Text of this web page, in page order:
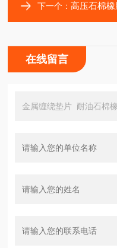
下一个：高压石棉
在线留言